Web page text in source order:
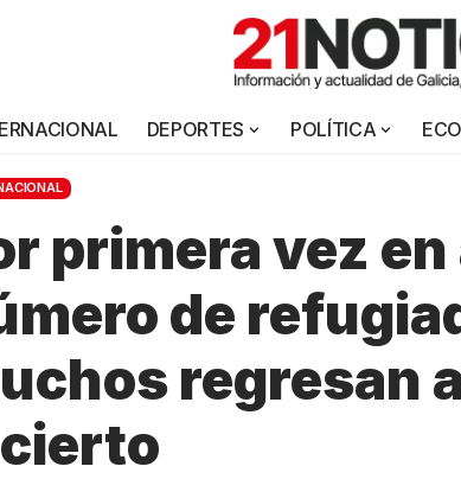
DEPORTES POLÍTICA
primera vez
de
regresan